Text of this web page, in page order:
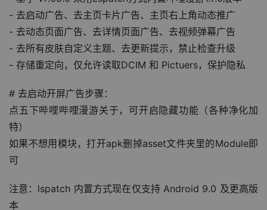
- 去启动广告、去主页卡片广告、主页右上角动态推广
- 去动态页面广告、去详情页面广告、去视频弹幕广告
- 去所有皮肤自定义主题、去更新提示，禁止检查升级
- 存储重定向，仅允许读取DCIM 和 Pictuers，保护隐私
# 去启动开屏广告步骤：
点五下哔哩哔哩漫游关于，可开启隐藏功能（各种净化加
特）
如果不想用模块，打开apk删掉asset文件夹里的Module即
可
注意：lspatch 内置方式现在仅支持 Android 9.0 及更高版
本